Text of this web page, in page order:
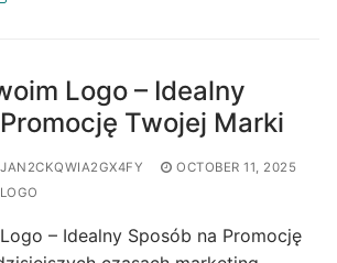
Logo – Idealny
Twojej Marki
OCTOBER 11, 2025
– Idealny Sposób na Promocję